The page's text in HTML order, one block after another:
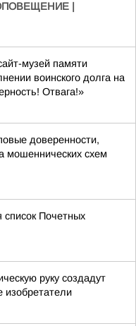
|
музей памяти
воинского долга на
Отвага!»
доверенности,
мошеннических схем
Почетных
руку создадут
изобретатели